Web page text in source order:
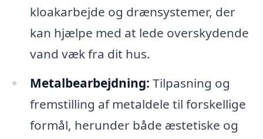
kloakarbejde og drænsystemer, der
kan hjælpe med at lede overskydende
vand væk fra dit hus.
Metalbearbejdning: Tilpasning og
fremstilling af metaldele til forskellige
formål, herunder både æstetiske og